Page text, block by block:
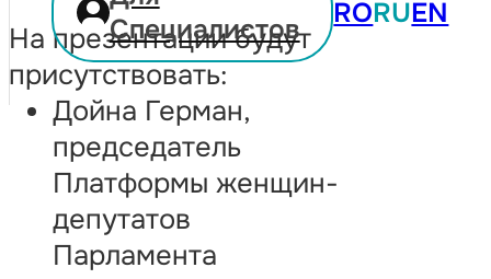
Специалистов
RORUEN
На презентации будут
присутствовать:
Дойна Герман,
председатель
Платформы женщин-
депутатов
Парламента